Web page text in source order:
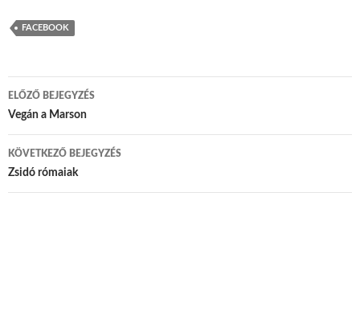
FACEBOOK
Bejegyzés navigáció
ELŐZŐ BEJEGYZÉS
Vegán a Marson
KÖVETKEZŐ BEJEGYZÉS
Zsidó rómaiak